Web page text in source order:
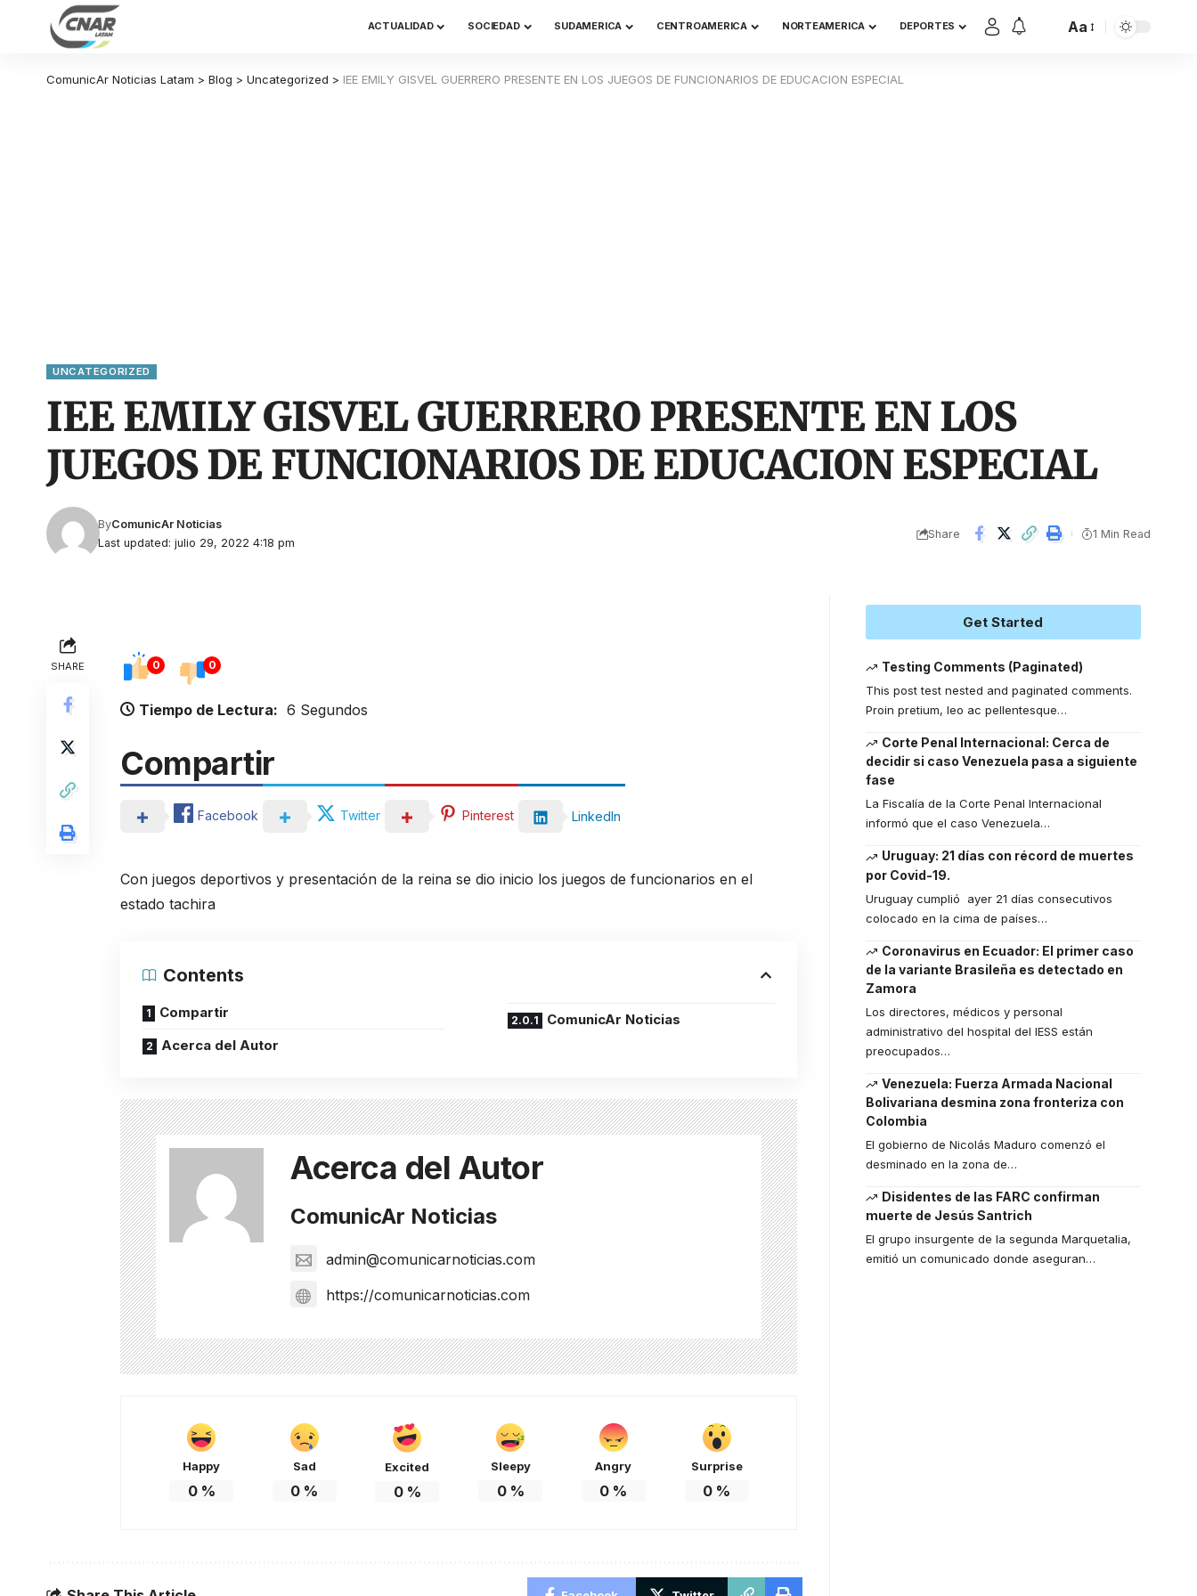
ACTUALIDAD SOCIEDAD SUDAMERICA CENTROAMERICA NORTEAMERICA DEPORTES Aa
ComunicAr Noticias Latam > Blog > Uncategorized > IEE EMILY GISVEL GUERRERO PRESENTE EN LOS JUEGOS DE FUNCIONARIOS DE EDUCACION ESPECIAL
UNCATEGORIZED
IEE EMILY GISVEL GUERRERO PRESENTE EN LOS
JUEGOS DE FUNCIONARIOS DE EDUCACION ESPECIAL
Last updated: julio 29, 2022 4:18 pm
ByComunicAr Noticias
Share 1 Min Read
SHARE 0 0
Tiempo de Lectura: 6 Segundos
Compartir
Facebook Twitter Pinterest LinkedIn
Con juegos deportivos y presentación de la reina se dio inicio los juegos de funcionarios en el
estado tachira
Contents
Compartir
Acerca del Autor
ComunicAr Noticias
Acerca del Autor
ComunicAr Noticias
admin@comunicarnoticias.com
https://comunicarnoticias.com
Happy
0%
Sad
0 %
Excited
0%
Sleepy
0%
Angry
0 %
Surprise
0 %
Get Started
Testing Comments (Paginated)
This post test nested and paginated comments.
Proin pretium, leo ac pellentesque…
Corte Penal Internacional: Cerca de
decidir si caso Venezuela pasa a siguiente
fase
La Fiscalía de la Corte Penal Internacional
informó que el caso Venezuela…
Uruguay: 21 días con récord de muertes
por Covid-19.
Uruguay cumplió ayer 21 días consecutivos
colocado en la cima de países…
Coronavirus en Ecuador: El primer caso
de la variante Brasileña es detectado en
Zamora
Los directores, médicos y personal
administrativo del hospital del IESS están
preocupados…
Venezuela: Fuerza Armada Nacional
Bolivariana desmina zona fronteriza con
Colombia
El gobierno de Nicolás Maduro comenzó el
desminado en la zona de…
Disidentes de las FARC confirman
muerte de Jesús Santrich
El grupo insurgente de la segunda Marquetalia,
emitió un comunicado donde aseguran…